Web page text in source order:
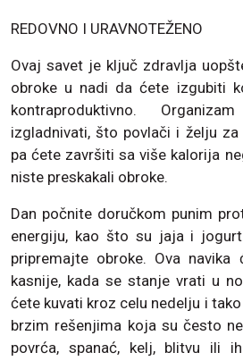
REDOVNO I URAVNOTEŽENO
Ovaj savet je ključ zdravlja
obroke u nadi da ćete izgubiti
kontraproduktivno.
izgladnivati, što povlači i želju za
pa ćete završiti sa više kalorija
niste preskakali obroke.
Dan počnite doručkom punim
energiju, kao što su jaja i
pripremajte obroke. Ova
kasnije, kada se stanje vrati u
ćete kuvati kroz celu nedelju i
brzim rešenjima koja su često
povrća, spanać, kelj, blitvu ili